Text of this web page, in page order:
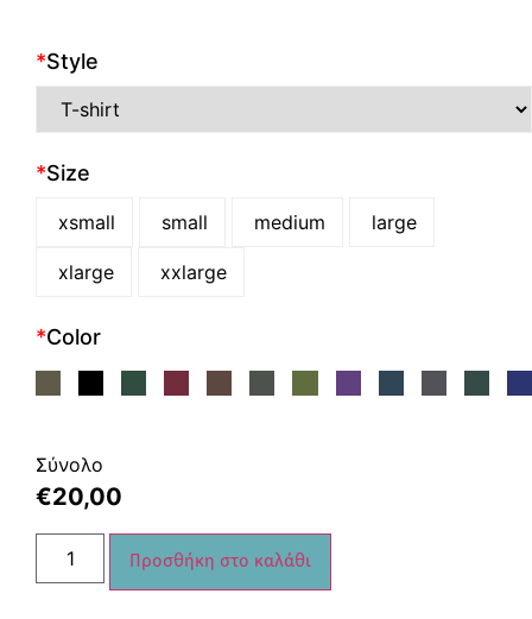
*Style
*Size
xsmall small medium large
xlarge xxlarge
*Color
Σύνολο
€20,00
Προσθήκη στο καλάθι